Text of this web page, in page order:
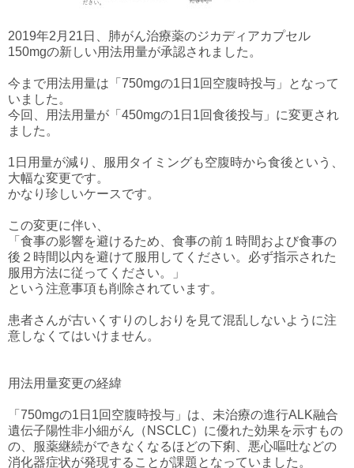
2019年2月21日、肺がん治療薬のジカディアカプセル
150mgの新しい用法用量が承認されました。
今まで用法用量は「750mgの1日1回空腹時投与」となって
いました。
今回、用法用量が「450mgの1日1回食後投与」に変更され
ました。
1日用量が減り、服用タイミングも空腹時から食後という、
大幅な変更です。
かなり珍しいケースです。
この変更に伴い、
「食事の影響を避けるため、食事の前１時間および食事の
後２時間以内を避けて服用してください。必ず指示された
服用方法に従ってください。」
という注意事項も削除されています。
患者さんが古いくすりのしおりを見て混乱しないように注
意しなくてはいけません。
用法用量変更の経緯
「750mgの1日1回空腹時投与」は、未治療の進行ALK融合
遺伝子陽性非小細がん（NSCLC）に優れた効果を示すもの
の、服薬継続ができなくなるほどの下痢、悪心嘔吐などの
消化器症状が発現することが課題となっていました。